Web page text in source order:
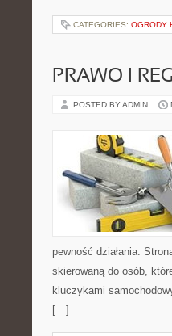
CATEGORIES: OGRODY
PRAWO I
POSTED BY ADMIN
pewność działania.
skierowaną do osób,
kluczykami
[…]